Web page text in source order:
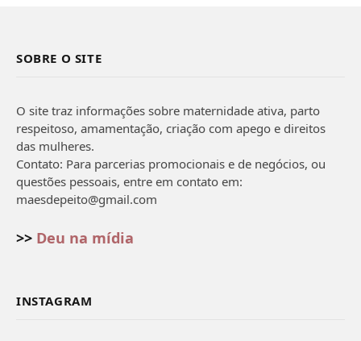
SOBRE O SITE
O site traz informações sobre maternidade ativa, parto
respeitoso, amamentação, criação com apego e direitos
das mulheres.
Contato: Para parcerias promocionais e de negócios, ou
questões pessoais, entre em contato em:
maesdepeito@gmail.com
>> Deu na mídia
INSTAGRAM